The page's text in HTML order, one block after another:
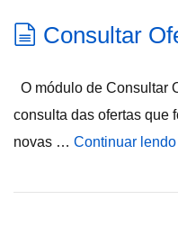
Consultar
O módulo de Consultar
consulta das ofertas que
novas … Continuar lendo